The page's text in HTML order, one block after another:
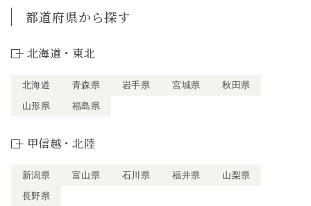
都道府県から探す
北海道・東北
北海道 青森県 岩手県 宮城県
秋田県
山形県
福島県
甲信越・北陸
新潟県 富山県 石川県 福井県
山梨県
長野県